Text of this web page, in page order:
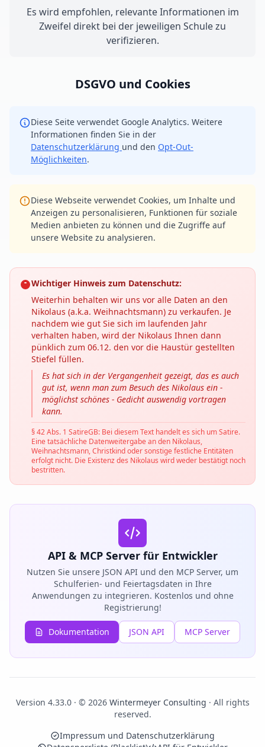
Es wird empfohlen, relevante Informationen im
Zweifel direkt bei der jeweiligen Schule zu
verifizieren.
DSGVO und Cookies
Diese Seite verwendet Google Analytics. Weitere
Informationen finden Sie in der
Datenschutzerklärung und den Opt-Out-
Möglichkeiten.
Diese Webseite verwendet Cookies, um Inhalte und
Anzeigen zu personalisieren, Funktionen für soziale
Medien anbieten zu können und die Zugriffe auf
unsere Website zu analysieren.
Wichtiger Hinweis zum Datenschutz:
Weiterhin behalten wir uns vor alle Daten an den
Nikolaus (a.k.a. Weihnachtsmann) zu verkaufen. Je
nachdem wie gut Sie sich im laufenden Jahr
verhalten haben, wird der Nikolaus Ihnen dann
pünklich zum 06.12. den vor die Haustür gestellten
Stiefel füllen.
Es hat sich in der Vergangenheit gezeigt, das es auch
gut ist, wenn man zum Besuch des Nikolaus ein -
möglichst schönes - Gedicht auswendig vortragen
kann.
§ 42 Abs. 1 SatireGB: Bei diesem Text handelt es sich um Satire.
Eine tatsächliche Datenweitergabe an den Nikolaus,
Weihnachtsmann, Christkind oder sonstige festliche Entitäten
erfolgt nicht. Die Existenz des Nikolaus wird weder bestätigt noch
bestritten.
API & MCP Server für Entwickler
Nutzen Sie unsere JSON API und den MCP Server, um
Schulferien- und Feiertagsdaten in Ihre
Anwendungen zu integrieren. Kostenlos und ohne
Registrierung!
Dokumentation JSON API MCP Server
Version 4.33.0 · © 2026 Wintermeyer Consulting · All rights
reserved.
Impressum und Datenschutzerklärung